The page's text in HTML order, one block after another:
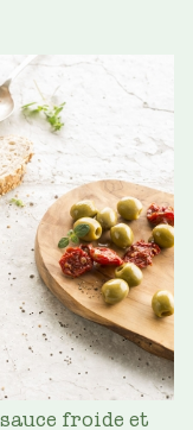
froide et